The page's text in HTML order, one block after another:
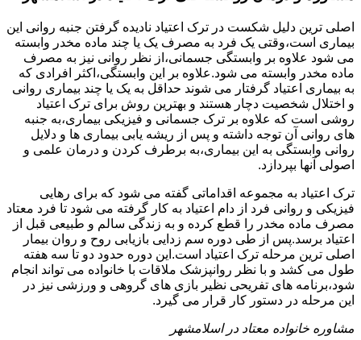
اصلی ترین دلیل شکست در ترک اعتیاد نادیده گرفتن جنبه روانی این
بیماری است،وقتی یک فرد به مصرف یک یا چند ماده مخدر وابسته
می شود علاوه بر وابستگی جسمانی،از نظر روانی نیز به مصرف
ماده مخدر وابسته می شود.علاوه بر این وابستگی،اکثر افرادی که
به بیماری اعتیاد گرفتار می شوند حداقل به یک یا چند بیماری روانی
و اختلال شخصیت دچار هستند و بهترین روش برای ترک اعتیاد
روشی است که علاوه بر ترک جسمانی و فیزیکی بیماری،به جنبه
های روانی آن توجه داشته و پس از ریشه یابی بیماری ها و دلایل
روانی وابستگی به این بیماری،به برطرف کردن و درمان علمی و
اصولی آنها بپردازد.
ترک اعتیاد به مجموعه اقداماتی گفته می شود که برای رهایی
فیزیکی و روانی فرد از دام اعتیاد به کار گرفته می شود تا فرد معتاد
مصرف ماده مخدر را قطع کرده و به زندگی سالم و طبیعی قبل از
اعتیاد برسد.پس از طی دوره سم زدایی بازیابی روح و روان بیمار
اصلی ترین مرحله ترک اعتیاد است.این دوره حدود دو تا سه هفته
طول می کشد و با نظر روانپزشک ملاقات با خانواده می تواند انجام
شود،برنامه های تفریحی نظیر بازی های گروهی و ورزشی نیز در
این مرحله در دستور کار قرار می گیرد.
مشاوره خانواده معتاد در اسلامشهر